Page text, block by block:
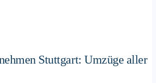
Stuttgart: Umzüge aller